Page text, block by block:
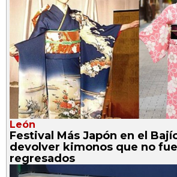
León
Festival Más Japón en el
devolver kimonos que no
regresados